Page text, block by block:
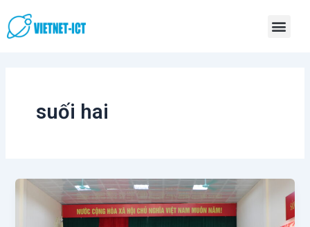
to
content
suối hai